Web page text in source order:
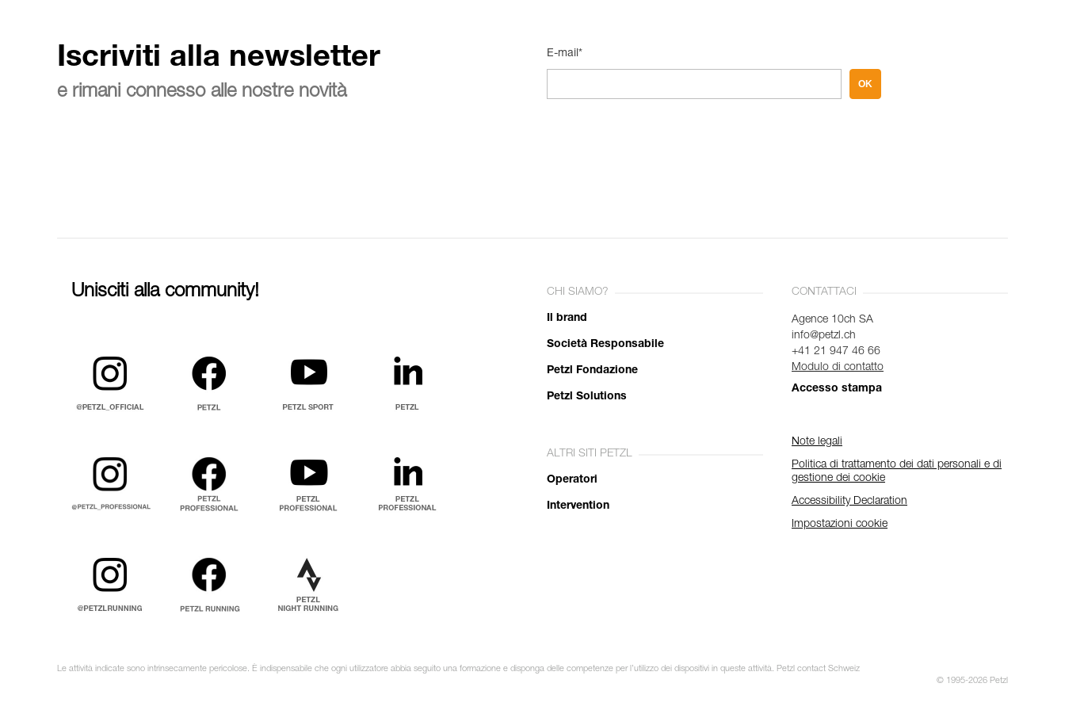
Iscriviti alla newsletter
e rimani connesso alle nostre novità
E-mail*
OK
Unisciti alla community! CHI SIAMO?
Il brand
Società Responsabile
Petzl Fondazione
Petzl Solutions
ALTRI SITI PETZL
Operatori
Intervention
CONTATTACI
Agence 10ch SA
info@petzl.ch
+41 21 947 46 66
Modulo di contatto
Accesso stampa
Note legali
Politica di trattamento dei dati personali e di
gestione dei cookie
Accessibility Declaration
Impostazioni cookie
Le attività indicate sono intrinsecamente pericolose. È indispensabile che ogni utilizzatore abbia seguito una formazione e disponga delle competenze per l’utilizzo dei dispositivi in queste attività. Petzl contact Schweiz
© 1995-2026 Petzl